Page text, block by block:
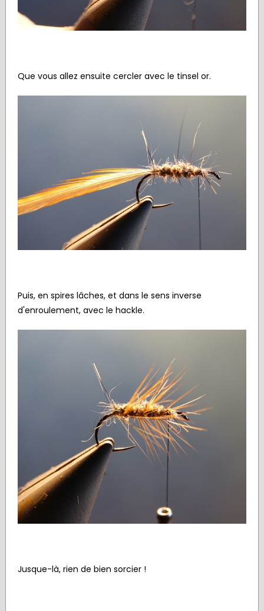
Que vous allez ensuite cercler avec le tinsel or.
Puis, en spires lâches, et dans le sens inverse
d'enroulement, avec le hackle.
Jusque-là, rien de bien sorcier !